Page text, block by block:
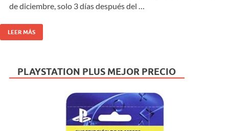
de diciembre, solo 3 días después del …
LEER MÁS
PLAYSTATION PLUS MEJOR PRECIO